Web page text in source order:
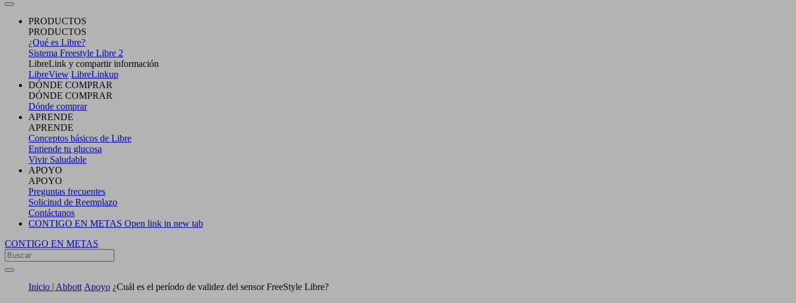
PRODUCTOS
PRODUCTOS
¿Qué es Libre?
Sistema Freestyle Libre 2
LibreLink y compartir información
LibreView LibreLinkup
DÓNDE COMPRAR
DÓNDE COMPRAR
Dónde comprar
APRENDE
APRENDE
Conceptos básicos de Libre
Entiende tu glucosa
Vivir Saludable
APOYO
APOYO
Preguntas frecuentes
Solicitud de Reemplazo
Contáctanos
CONTIGO EN METAS Open link in new tab
CONTIGO EN METAS
Inicio | Abbott Apoyo ¿Cuál es el período de validez del sensor FreeStyle Libre?